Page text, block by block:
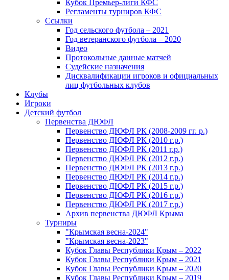
Кубок Премьер-лиги КФС
Регламенты турниров КФС
Ссылки
Год сельского футбола – 2021
Год ветеранского футбола – 2020
Видео
Протокольные данные матчей
Судейские назначения
Дисквалификации игроков и официальных
лиц футбольных клубов
Клубы
Игроки
Детский футбол
Первенства ДЮФЛ
Первенство ДЮФЛ РК (2008-2009 гг. р.)
Первенство ДЮФЛ РК (2010 г.р.)
Первенство ДЮФЛ РК (2011 г.р.)
Первенство ДЮФЛ РК (2012 г.р.)
Первенство ДЮФЛ РК (2013 г.р.)
Первенство ДЮФЛ РК (2014 г.р.)
Первенство ДЮФЛ РК (2015 г.р.)
Первенство ДЮФЛ РК (2016 г.р.)
Первенство ДЮФЛ РК (2017 г.р.)
Архив первенства ДЮФЛ Крыма
Турниры
"Крымская весна-2024"
"Крымская весна-2023"
Кубок Главы Республики Крым – 2022
Кубок Главы Республики Крым – 2021
Кубок Главы Республики Крым – 2020
Кубок Главы Республики Крым – 2019